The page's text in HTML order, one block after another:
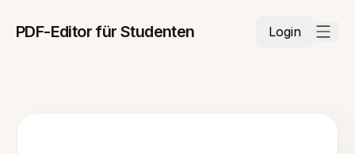
PDF-Editor für Studenten Login